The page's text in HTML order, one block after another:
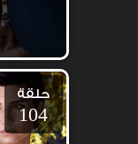
حلقة
104